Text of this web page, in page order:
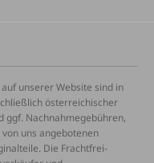
unserer Website sind in
österreichischer
ggf. Nachnahmegebühren,
uns angebotenen
Die Frachtfrei-